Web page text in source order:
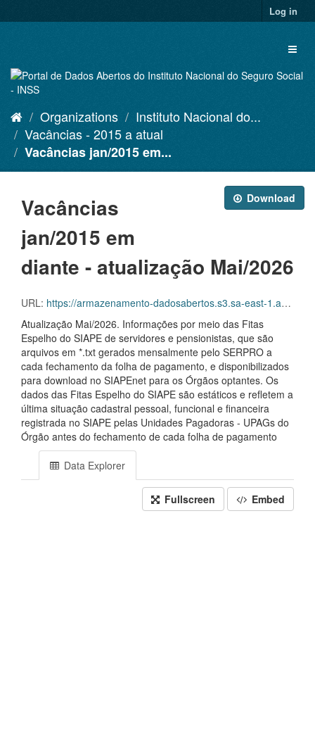
to
Log in
Organizations
Instituto Nacional do...
Vacâncias - 2015 a atual
Vacâncias jan/2015 em...
Download
Vacâncias
jan/2015 em
diante - atualização Mai/2026
URL: https://armazenamento-dadosabertos.s3.sa-east-1.amazonaws.com/PDA_2025_2027/Grupos_de_dados/Vac%C3%A2ncias+-+nominal+%E2%80%93+2015+a+atual/Vacancias_Nominal_201501_202605.csv
Atualização Mai/2026. Informações por meio das Fitas
Espelho do SIAPE de servidores e pensionistas, que são
arquivos em *.txt gerados mensalmente pelo SERPRO a
cada fechamento da folha de pagamento, e disponibilizados
para download no SIAPEnet para os Órgãos optantes. Os
dados das Fitas Espelho do SIAPE são estáticos e refletem a
última situação cadastral pessoal, funcional e financeira
registrada no SIAPE pelas Unidades Pagadoras - UPAGs do
Órgão antes do fechamento de cada folha de pagamento
Data Explorer
Fullscreen Embed